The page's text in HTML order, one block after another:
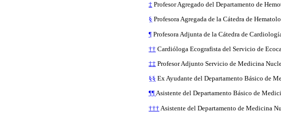
‡ Profesor Agregado del Departamento de
§ Profesora Agregada de la Cátedra de
¶ Profesora Adjunta de la Cátedra de
†† Cardióloga Ecografista del Servicio de
‡‡ Profesor Adjunto Servicio de Medicina
§§ Ex Ayudante del Departamento Básico de
¶¶Asistente del Departamento Básico de
††† Asistente del Departamento de Medicina